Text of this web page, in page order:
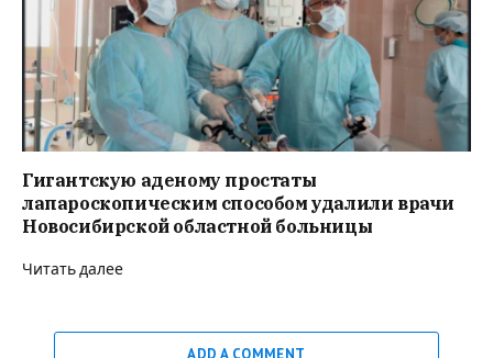
Гигантскую аденому простаты
лапароскопическим способом удалили врачи
Новосибирской областной больницы
Читать далее
ADD A COMMENT